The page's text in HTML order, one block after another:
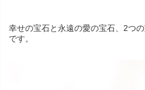
幸せの宝石と永遠の愛の宝石、2つ
です。